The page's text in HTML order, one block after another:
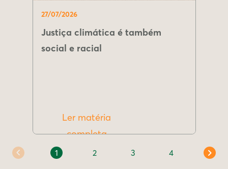
27/07/2026
Justiça climática é também
social e racial
Ler matéria
completa
1 2 3 4